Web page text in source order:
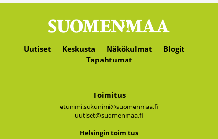
Uutiset Keskusta Näkökulmat
Blogit
Tapahtumat
Toimitus
etunimi.sukunimi@suomenmaa.fi
uutiset@suomenmaa.fi
Hel­sin­gin toi­mi­tus